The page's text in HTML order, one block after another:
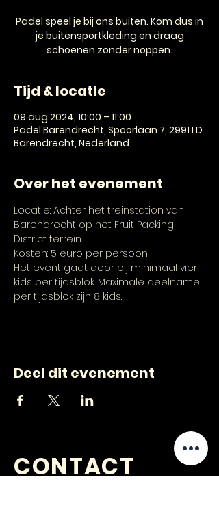
Padel speel je bij ons buiten. Kom dus in
je buitensportkleding en draag
schoenen zonder noppen.
Tijd & locatie
09 aug 2024, 10:00 – 11:00
Padel Barendrecht, Spoorlaan 7, 2991 LD
Barendrecht, Nederland
Over het evenement
Locatie: Achter het treinstation van
Barendrecht op het Fruit Packing
District terrein.
Kosten: 5 euro per persoon
Het event gaat door bij minimaal vier
kids per tijdsblok. Maximale deelname
per tijdsblok zijn 8 kids.
Deel dit evenement
CONTACT